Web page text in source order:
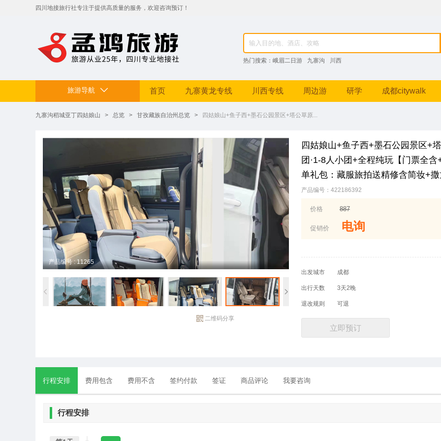
​四川地接旅行社专注于提供高质量的服务，欢迎咨询预订！
定制贴心行程，让您的旅途省心舒适，畅享四川美景。电话：19981282976，成都跟团游、九寨沟纯玩团、峨眉山深度游、稻城亚丁摄影之旅等特色线路。
热门搜索： 峨眉二日游 九寨沟 川西
旅游导航 首页 九寨黄龙专线 川西专线 周边游 研学 成都citywalk
九寨沟稻城亚丁四姑娘山 > 总览 > 甘孜藏族自治州总览 > 四姑娘山+鱼子西+墨石公园景区+塔公草原...
产品编号 : 11265
二维码分享
四姑娘山+鱼子西+墨石公园景区+
团·1-8人小团+全程纯玩【门票全
单礼包：藏服旅拍送精修含简妆+
产品编号：422186392
价格 887
促销价 电询
出发城市 成都
出行天数 3天2晚
退改规则 可退
立即预订
行程安排 费用包含 费用不含 签约付款 签证 商品评论 我要咨询
行程安排